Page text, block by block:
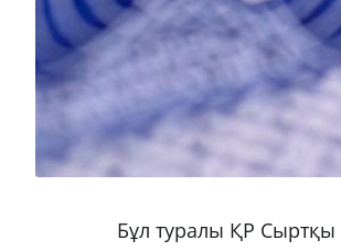
Бұл туралы ҚР Сыртқы